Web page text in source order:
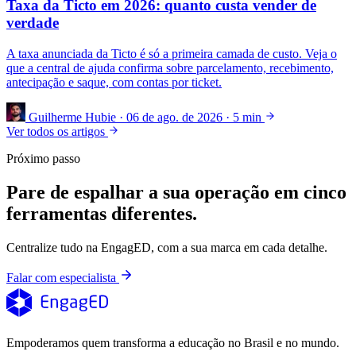
Taxa da Ticto em 2026: quanto custa vender de
verdade
A taxa anunciada da Ticto é só a primeira camada de custo. Veja o
que a central de ajuda confirma sobre parcelamento, recebimento,
antecipação e saque, com contas por ticket.
Guilherme Hubie · 06 de ago. de 2026 · 5 min
Ver todos os artigos
Próximo passo
Pare de espalhar a sua operação em cinco
ferramentas diferentes.
Centralize tudo na EngagED, com a sua marca em cada detalhe.
Falar com especialista
Empoderamos quem transforma a educação no Brasil e no mundo.